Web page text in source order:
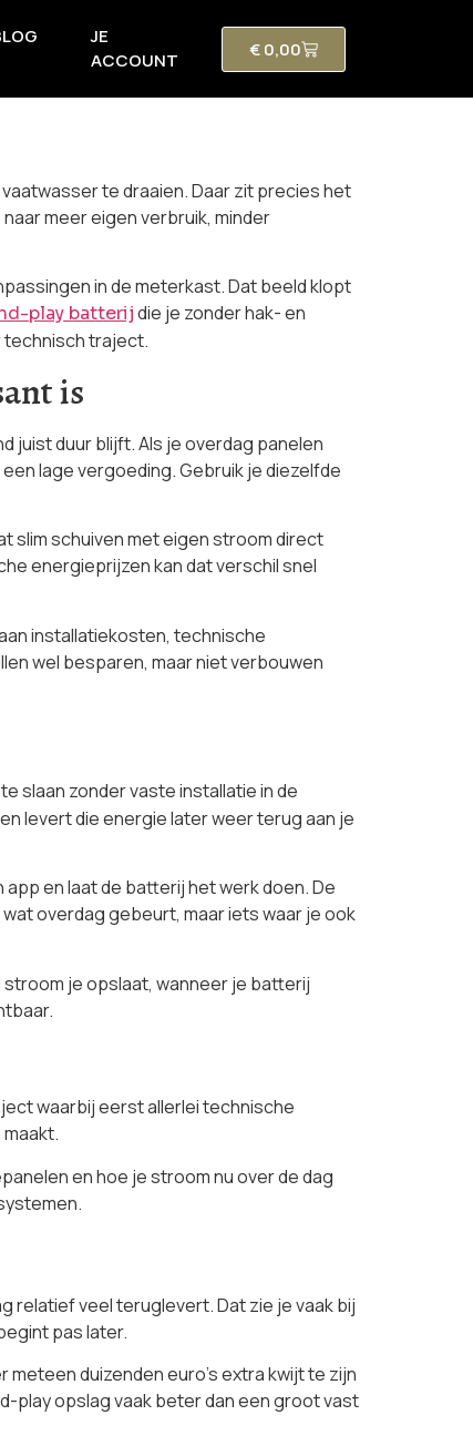
JE
ACCOUNT
€0,00
te draaien. Daar zit precies het
meer eigen verbruik, minder
in de meterkast. Dat beeld klopt
play batterijdie je zonder hak- en
technisch traject.
is
juist duur blijft. Als je overdag panelen
lage vergoeding. Gebruik je diezelfde
slim schuiven met eigen stroom direct
energieprijzen kan dat verschil snel
installatiekosten, technische
wel besparen, maar niet verbouwen
slaan zonder vaste installatie in de
levert die energie later weer terug aan je
en laat de batterij het werk doen. De
overdag gebeurt, maar iets waar je ook
je opslaat, wanneer je batterij
waarbij eerst allerlei technische
en hoe je stroom nu over de dag
relatief veel teruglevert. Dat zie je vaak bij
pas later.
duizenden euro’s extra kwijt te zijn
play opslag vaak beter dan een groot vast